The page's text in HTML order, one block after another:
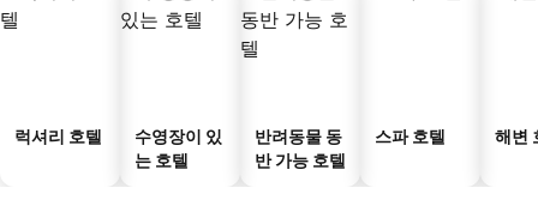
럭셔리 호텔
수영장이 있
는 호텔
반려동물 동
반 가능 호텔
스파 호텔 해변